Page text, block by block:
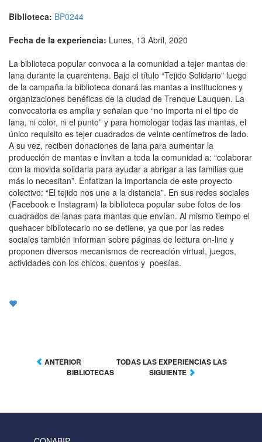
Biblioteca: BP0244
Fecha de la experiencia: Lunes, 13 Abril, 2020
La biblioteca popular convoca a la comunidad a tejer mantas de
lana durante la cuarentena. Bajo el título “Tejido Solidario" luego
de la campaña la biblioteca donará las mantas a instituciones y
organizaciones benéficas de la ciudad de Trenque Lauquen. La
convocatoria es amplia y señalan que “no importa ni el tipo de
lana, ni color, ni el punto” y para homologar todas las mantas, el
único requisito es tejer cuadrados de veinte centímetros de lado.
A su vez, reciben donaciones de lana para aumentar la
producción de mantas e invitan a toda la comunidad a: “colaborar
con la movida solidaria para ayudar a abrigar a las familias que
más lo necesitan”. Enfatizan la importancia de este proyecto
colectivo: “El tejido nos une a la distancia”. En sus redes sociales
(Facebook e Instagram) la biblioteca popular sube fotos de los
cuadrados de lanas para mantas que envían. Al mismo tiempo el
quehacer bibliotecario no se detiene, ya que por las redes
sociales también informan sobre páginas de lectura on-line y
proponen diversos mecanismos de recreación virtual, juegos,
actividades con los chicos, cuentos y poesías.
ANTERIOR
TODAS LAS EXPERIENCIAS LAS
BIBLIOTECAS
SIGUIENTE